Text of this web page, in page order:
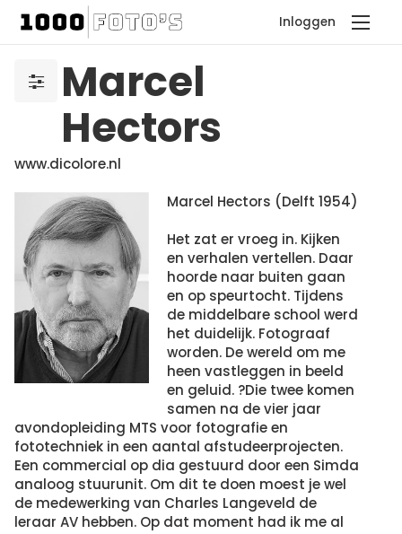
Inloggen
Marcel
Hectors
www.dicolore.nl
Marcel Hectors (Delft 1954)
Het zat er vroeg in. Kijken
en verhalen vertellen. Daar
hoorde naar buiten gaan
en op speurtocht. Tijdens
de middelbare school werd
het duidelijk. Fotograaf
worden. De wereld om me
heen vastleggen in beeld
en geluid. ?Die twee komen
samen na de vier jaar
avondopleiding MTS voor fotografie en
fototechniek in een aantal afstudeerprojecten.
Een commercial op dia gestuurd door een Simda
analoog stuurunit. Om dit te doen moest je wel
de medewerking van Charles Langeveld de
leraar AV hebben. Op dat moment had ik me al